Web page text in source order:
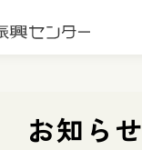
お知らせ